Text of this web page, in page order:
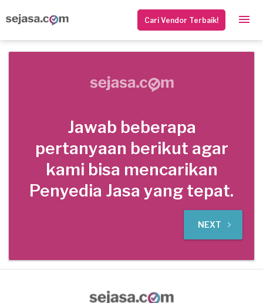
Cari Vendor Terbaik!
Jawab beberapa
pertanyaan berikut agar
kami bisa mencarikan
Penyedia Jasa yang tepat.
NEXT